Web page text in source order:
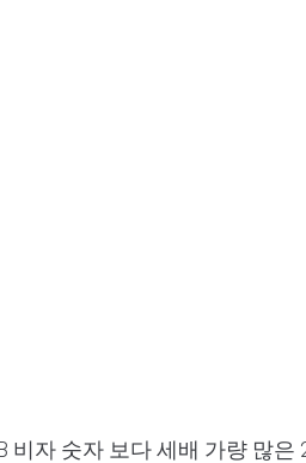
자 숫자 보다 세배 가량 많은